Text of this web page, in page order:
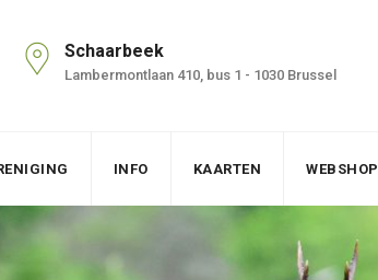
Schaarbeek
Lambermontlaan 410, bus 1 - 1030 Brussel
INFO KAARTEN WEBSHOP